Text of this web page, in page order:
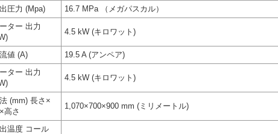
圧力 (Mpa)
16.7 MPa （メガパスカル）
ター 出力
4.5 kW (キロワット)
値 (A)
19.5 A (アンペア)
ター 出力
4.5 kW (キロワット)
(mm) 長さ×
高さ
1,070×700×900 mm (ミリメートル)
温度 コール